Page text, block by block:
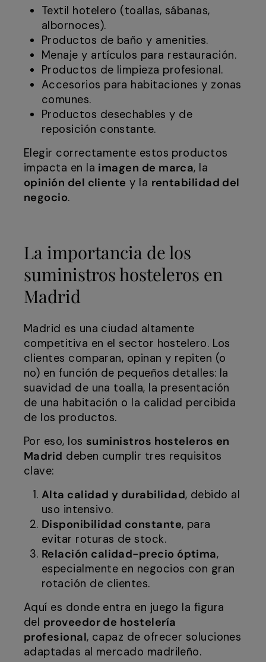
Textil hotelero (toallas, sábanas,
albornoces).
Productos de baño y amenities.
Menaje y artículos para restauración.
Productos de limpieza profesional.
Accesorios para habitaciones y zonas
comunes.
Productos desechables y de
reposición constante.
Elegir correctamente estos productos
impacta en la imagen de marca, la
opinión del cliente y la rentabilidad del
negocio.
La importancia de los
suministros hosteleros en
Madrid
Madrid es una ciudad altamente
competitiva en el sector hostelero. Los
clientes comparan, opinan y repiten (o
no) en función de pequeños detalles: la
suavidad de una toalla, la presentación
de una habitación o la calidad percibida
de los productos.
Por eso, los suministros hosteleros en
Madrid deben cumplir tres requisitos
clave:
Alta calidad y durabilidad, debido al
uso intensivo.
Disponibilidad constante, para
evitar roturas de stock.
Relación calidad-precio óptima,
especialmente en negocios con gran
rotación de clientes.
Aquí es donde entra en juego la figura
del proveedor de hostelería
profesional, capaz de ofrecer soluciones
adaptadas al mercado madrileño.